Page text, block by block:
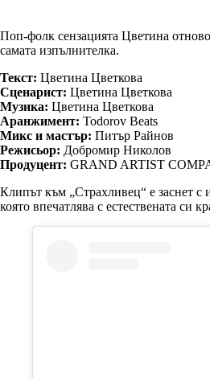
Поп-фолк сензацията Цветина
самата изпълнителка.
Текст: Цветина Цветкова
Сценарист: Цветина Цветкова
Музика: Цветина Цветкова
Аранжимент: Todorov Beats
Микс и мастър: Питър Райнов
Режисьор: Добромир Николов
Продуцент: GRAND ARTIST
Клипът към „Страхливец“ е заснет с
която впечатлява с естествената си